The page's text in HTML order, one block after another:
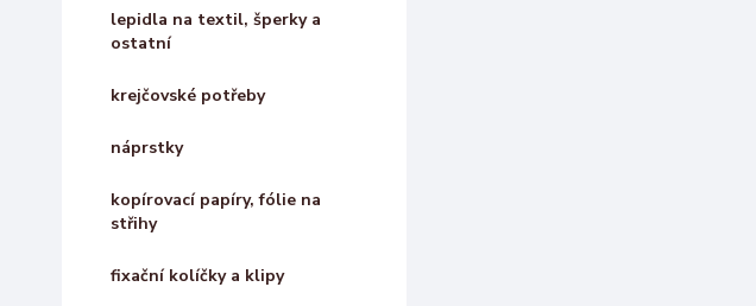
lepidla na textil, šperky a
ostatní
krejčovské potřeby
náprstky
kopírovací papíry, fólie na
střihy
fixační kolíčky a klipy